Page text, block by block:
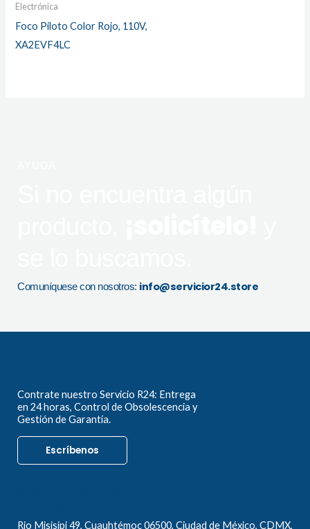
Electrónica
Foco Piloto Color Rojo, 110V,
XA2EVF4LC
Comuníquese con nosotros: info@servicior24.store
Contrate nuestro Servicio R24: Entrega
en 24 horas, Control de Obsolescencia y
Gestión de Garantía.
Escríbenos
Rio Misisipi 49, Cuauhtémoc 06500, Ciudad de México, CDMX,